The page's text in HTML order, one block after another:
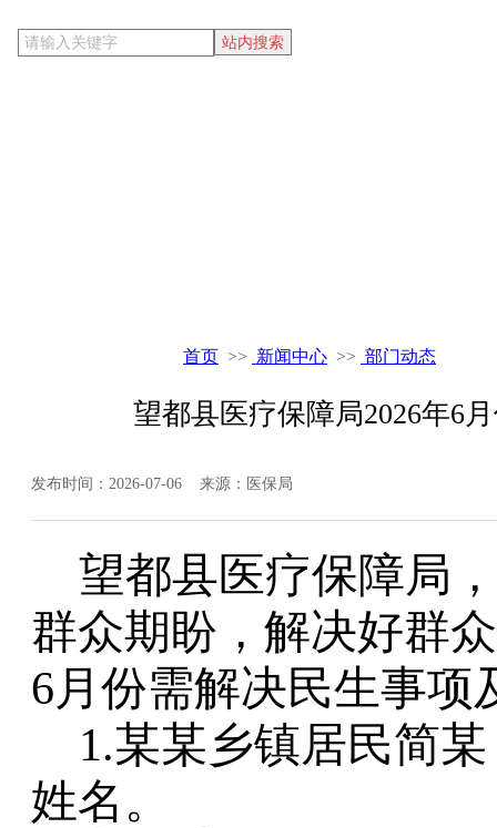
首页 >> 新闻中心 >> 部门动态
望都县医疗保障局2026年6
发布时间：2026-07-06 来源：医保局
望都县医疗保障局
群众期盼，解决好群
6月份需解决民生事项
1.某某乡镇居民简
姓名。